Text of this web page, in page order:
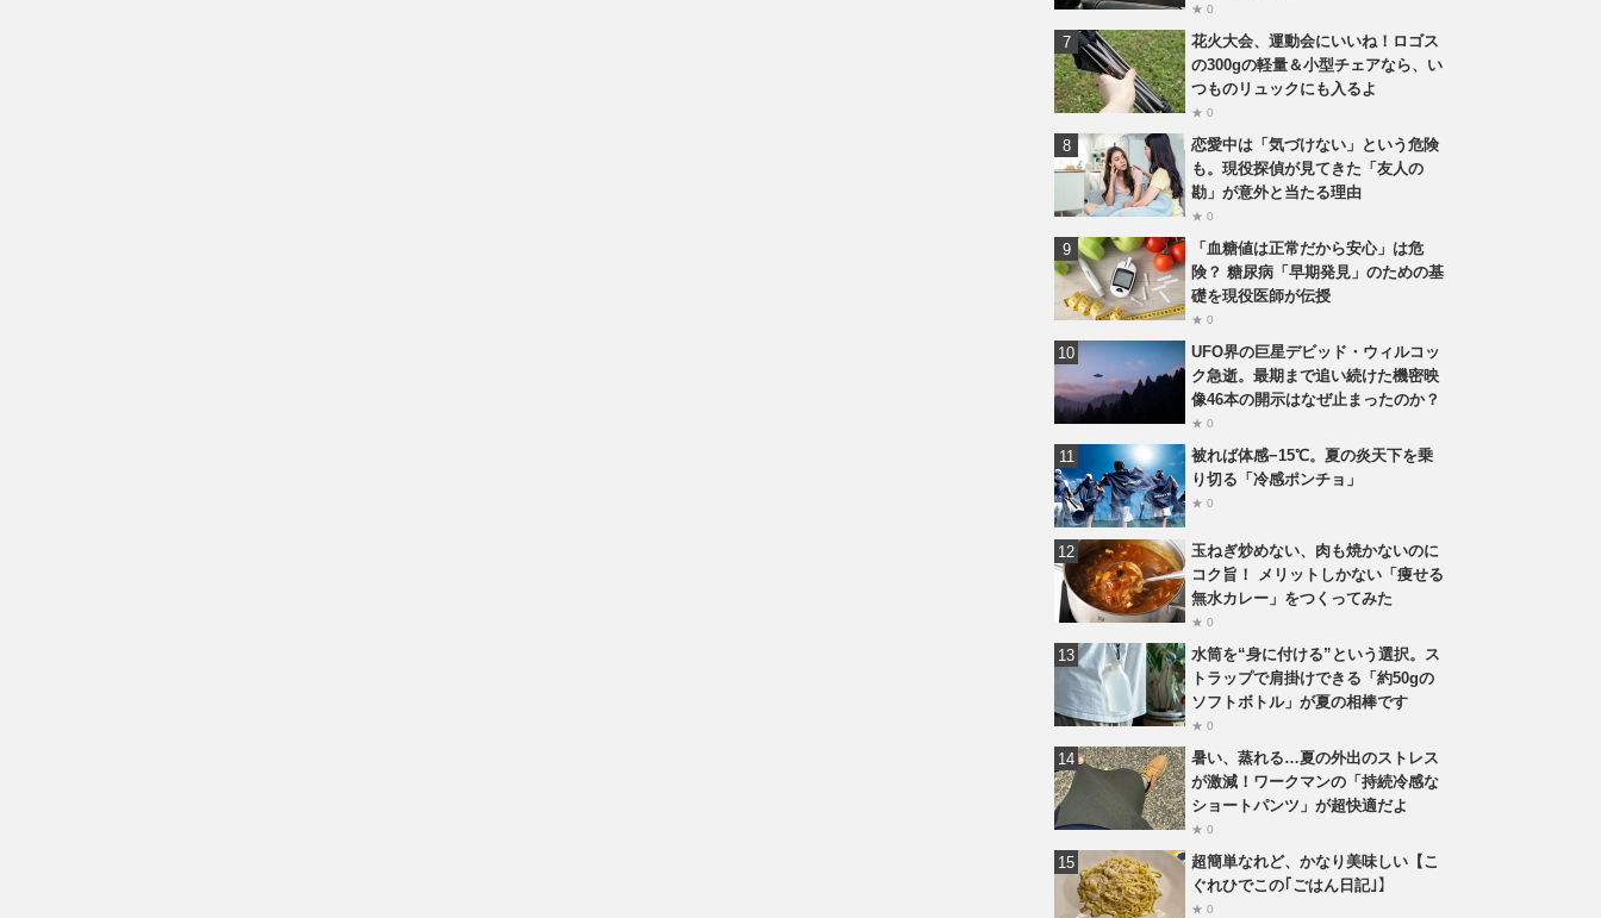
★ 0
花火大会、運動会にいいね！ロゴス
の300gの軽量＆小型チェアなら、い
つものリュックにも入るよ
★ 0
恋愛中は「気づけない」という危険
も。現役探偵が見てきた「友人の
勘」が意外と当たる理由
★ 0
「血糖値は正常だから安心」は危
険？ 糖尿病「早期発見」のための基
礎を現役医師が伝授
★ 0
UFO界の巨星デビッド・ウィルコッ
ク急逝。最期まで追い続けた機密映
像46本の開示はなぜ止まったのか？
★ 0
被れば体感−15℃。夏の炎天下を乗
り切る「冷感ポンチョ」
★ 0
玉ねぎ炒めない、肉も焼かないのに
コク旨！ メリットしかない「痩せる
無水カレー」をつくってみた
★ 0
水筒を“身に付ける”という選択。ス
トラップで肩掛けできる「約50gの
ソフトボトル」が夏の相棒です
★ 0
暑い、蒸れる…夏の外出のストレス
が激減！ワークマンの「持続冷感な
ショートパンツ」が超快適だよ
★ 0
超簡単なれど、かなり美味しい【こ
ぐれひでこの｢ごはん日記｣】
★ 0